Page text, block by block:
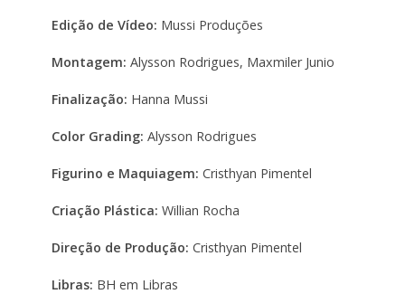
Edição de Vídeo: Mussi Produções
Montagem: Alysson Rodrigues, Maxmiler Junio
Finalização: Hanna Mussi
Color Grading: Alysson Rodrigues
Figurino e Maquiagem: Cristhyan Pimentel
Criação Plástica: Willian Rocha
Direção de Produção: Cristhyan Pimentel
Libras: BH em Libras